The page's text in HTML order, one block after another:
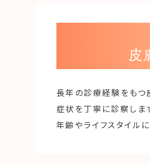
皮
長年の診療経験をもつ
症状を丁寧に診察しま
年齢やライフスタイル